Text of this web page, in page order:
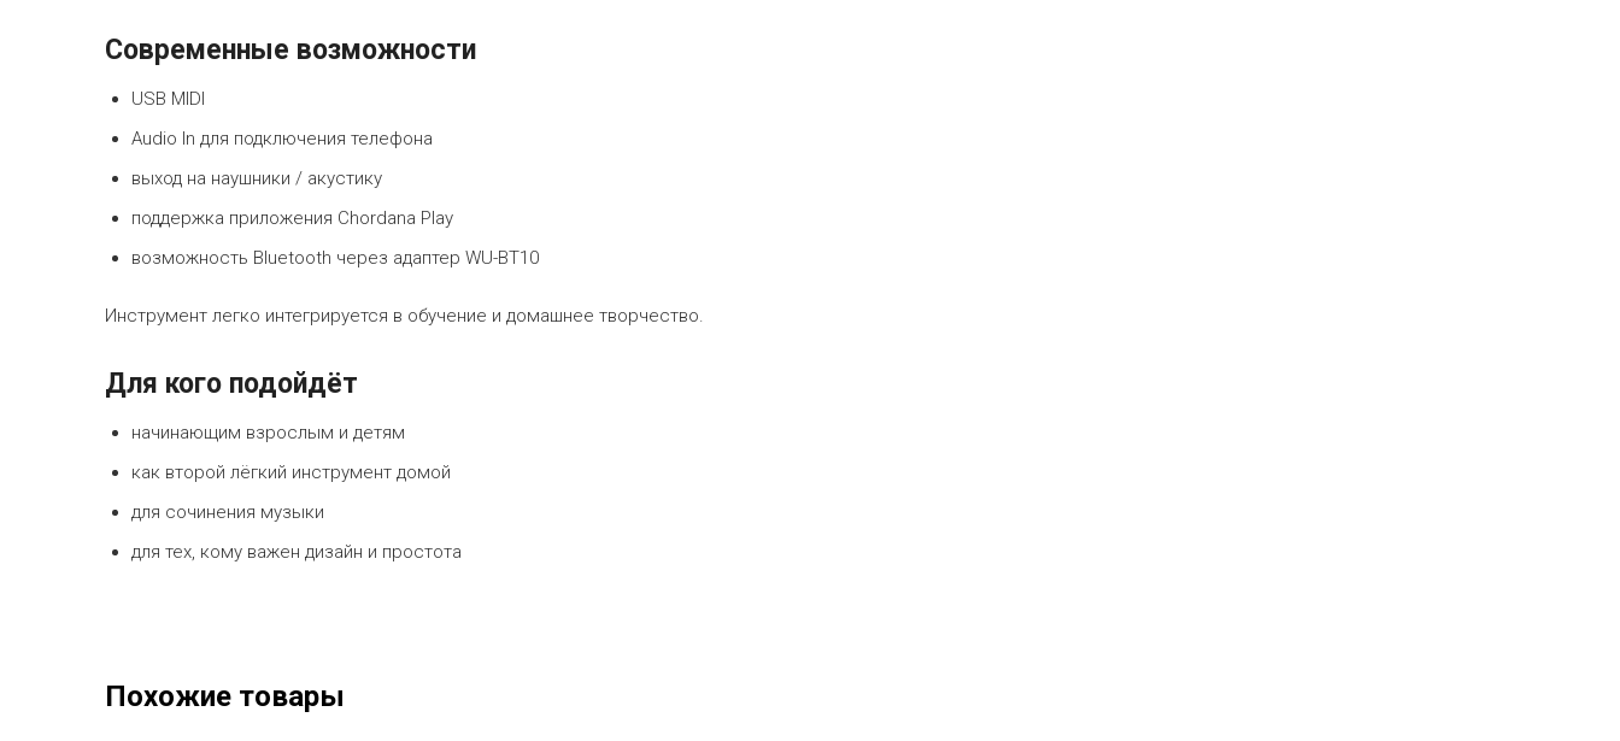
Современные возможности
USB MIDI
Audio In для подключения телефона
выход на наушники / акустику
поддержка приложения Chordana Play
возможность Bluetooth через адаптер WU-BT10
Инструмент легко интегрируется в обучение и домашнее творчество.
Для кого подойдёт
начинающим взрослым и детям
как второй лёгкий инструмент домой
для сочинения музыки
для тех, кому важен дизайн и простота
Похожие товары